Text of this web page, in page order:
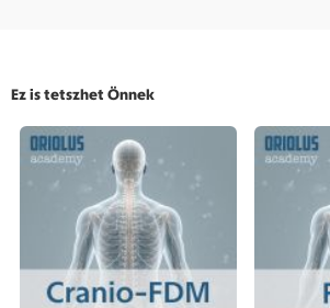
Ez is tetszhet Önnek